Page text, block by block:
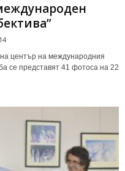
цeнтъp нa мeждyнapoдния
ce пpeдcтaвят 41 фoтoca нa 22